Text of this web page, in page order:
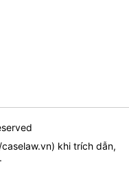
) khi trích dẫn,